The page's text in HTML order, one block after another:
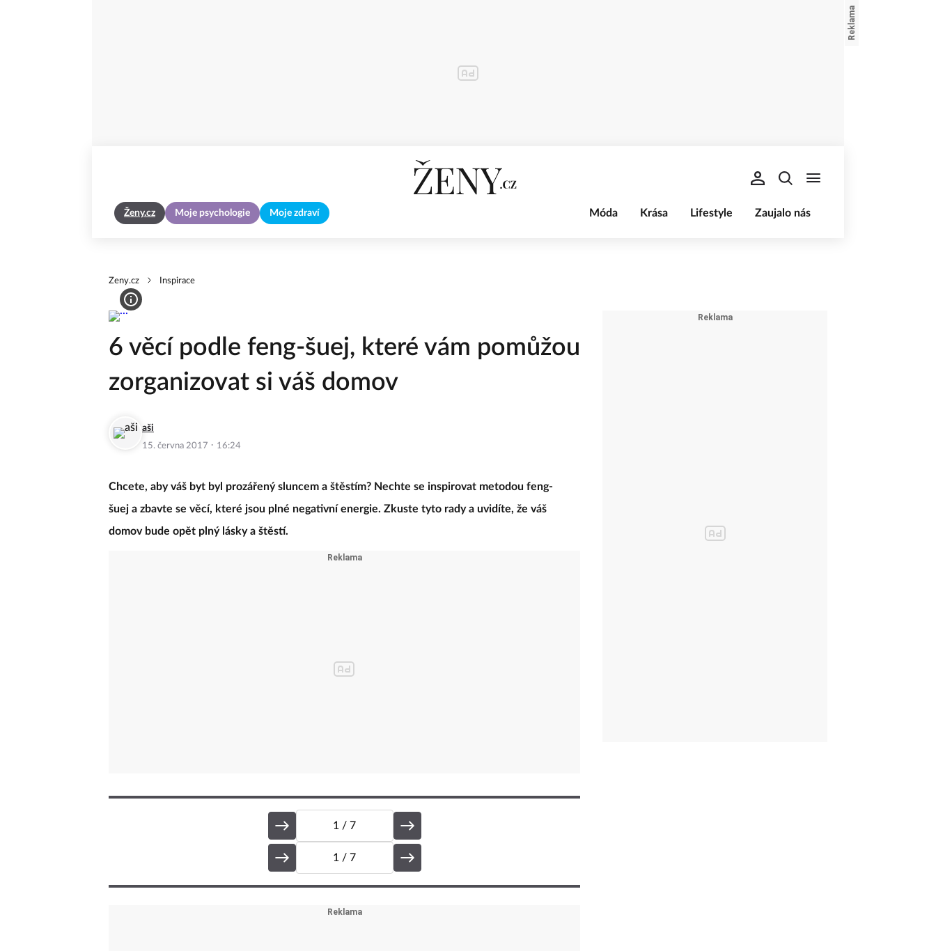
Ženy.cz Moje psychologie Moje zdraví Móda Krása Lifestyle Zaujalo nás
Zeny.cz Inspirace
6 věcí podle feng-šuej, které vám pomůžou
zorganizovat si váš domov
aši
15. června 2017 · 16:24
Chcete, aby váš byt byl prozářený sluncem a štěstím? Nechte se inspirovat metodou feng-
šuej a zbavte se věcí, které jsou plné negativní energie. Zkuste tyto rady a uvidíte, že váš
domov bude opět plný lásky a štěstí.
1 / 7
1 / 7